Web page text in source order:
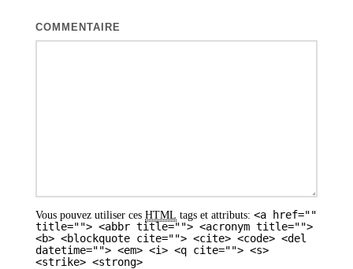
COMMENTAIRE
Vous pouvez utiliser ces HTML tags et attributs: <a href=""
title=""> <abbr title=""> <acronym title="">
<b> <blockquote cite=""> <cite> <code> <del
datetime=""> <em> <i> <q cite=""> <s>
<strike> <strong>